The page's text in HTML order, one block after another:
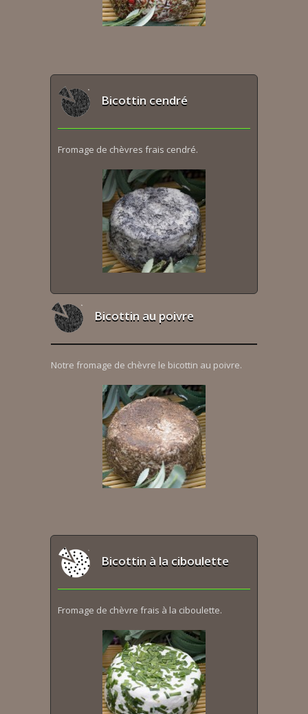
Bicottin cendré
Fromage de chèvres frais cendré.
Bicottin au poivre
Notre fromage de chèvre le bicottin au poivre.
Bicottin à la ciboulette
Fromage de chèvre frais à la ciboulette.